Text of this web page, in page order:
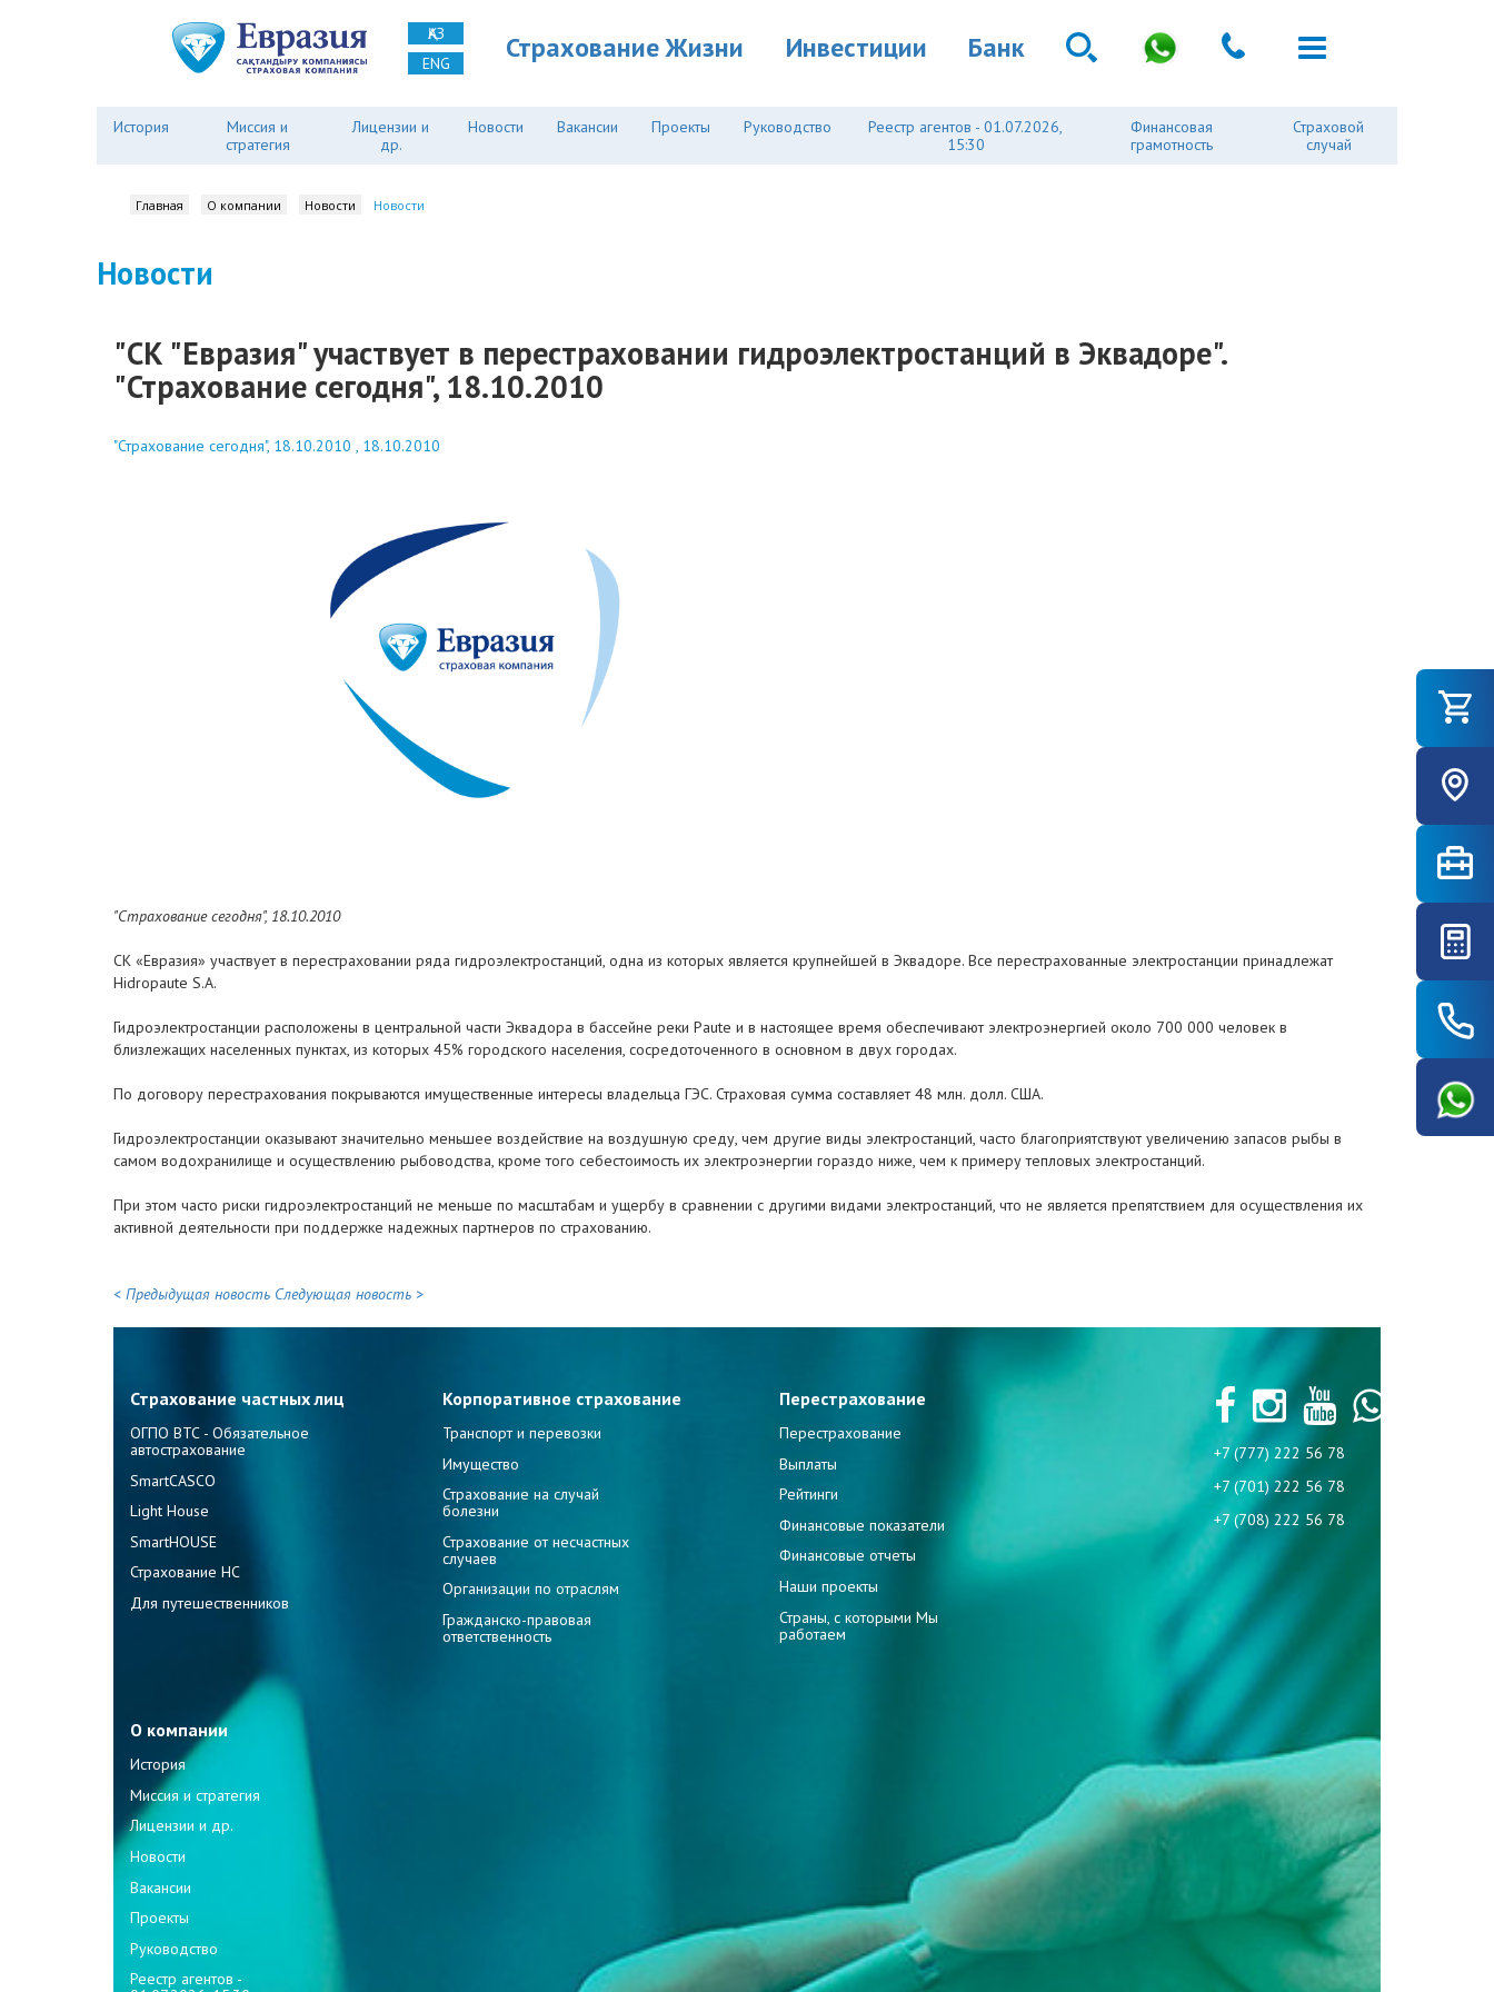
ҚАЗ
ENG
Страхование Жизни Инвестиции Банк
История
Миссия и
стратегия
Лицензии и
др.
Новости Вакансии Проекты Руководство
Реестр агентов - 01.07.2026,
15:30
Финансовая
грамотность
Страховой
случай
Главная О компании Новости Новости
Новости
"СК "Евразия" участвует в перестраховании гидроэлектростанций в Эквадоре".
"Страхование сегодня", 18.10.2010
"Страхование сегодня", 18.10.2010 , 18.10.2010
"Страхование сегодня", 18.10.2010
СК «Евразия» участвует в перестраховании ряда гидроэлектростанций, одна из которых является крупнейшей в Эквадоре. Все перестрахованные электростанции принадлежат
Hidropaute S.A.
Гидроэлектростанции расположены в центральной части Эквадора в бассейне реки Paute и в настоящее время обеспечивают электроэнергией около 700 000 человек в
близлежащих населенных пунктах, из которых 45% городского населения, сосредоточенного в основном в двух городах.
По договору перестрахования покрываются имущественные интересы владельца ГЭС. Страховая сумма составляет 48 млн. долл. США.
Гидроэлектростанции оказывают значительно меньшее воздействие на воздушную среду, чем другие виды электростанций, часто благоприятствуют увеличению запасов рыбы в
самом водохранилище и осуществлению рыбоводства, кроме того себестоимость их электроэнергии гораздо ниже, чем к примеру тепловых электростанций.
При этом часто риски гидроэлектростанций не меньше по масштабам и ущербу в сравнении с другими видами электростанций, что не является препятствием для осуществления их
активной деятельности при поддержке надежных партнеров по страхованию.
< Предыдущая новость Следующая новость >
Страхование частных лиц
ОГПО ВТС - Обязательное
автострахование
SmartCASCO
Light House
SmartHOUSE
Страхование НС
Для путешественников
Корпоративное страхование
Транспорт и перевозки
Имущество
Страхование на случай
болезни
Страхование от несчастных
случаев
Организации по отраслям
Гражданско-правовая
ответственность
Перестрахование
Перестрахование
Выплаты
Рейтинги
Финансовые показатели
Финансовые отчеты
Наши проекты
Страны, с которыми Мы
работаем
О компании
История
Миссия и стратегия
Лицензии и др.
Новости
Вакансии
Проекты
Руководство
Реестр агентов -
+7 (777) 222 56 78
+7 (701) 222 56 78
+7 (708) 222 56 78